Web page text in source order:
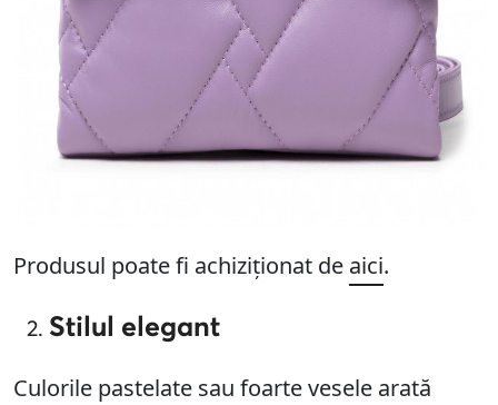
Produsul poate fi achiziționat de aici.
Stilul elegant
Culorile pastelate sau foarte vesele arată